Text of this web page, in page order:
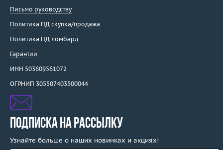
Письмо руководству
Политика ПД скупка/продажа
Политика ПД ломбард
Гарантии
ИНН 503609561072
ОГРНИП 305507403500044
ПОДПИСКА НА РАССЫЛКУ
Узнайте больше о наших новинках и акциях!